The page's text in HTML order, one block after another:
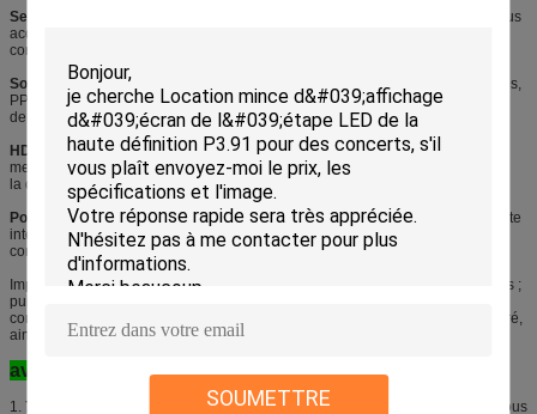
SOUMETTRE
Service de soutien d'OEM/ODM,
nous ferons une solution complète pour vous
accordant nos exigences de clients, et si certains de nos clients ont leurs
conditions pour la forme, nous pouvons concevoir pour elles
Soutien de beaucoup de dossiers de jeu :
vidéos, textes, images, graphiques,
PPT, flashes et toutes sources
de la TV, VCD, DVD et ainsi de suite
HD et haut la vitesse de régénération :la résolution pour chaque module
mené est 32*32, ainsi si le visionnement
la distance est de 6 mètres ou plus, l'effet est assez bon pour ce modèle.
Polychrome :adoptez SMD3535 3 dans des lampes menées par 1, excellente
interprétation de couleur et montrez
contenu du meilleur et de la réalité visuels
Imperméabilisez le module et l'armoire menés ; Entretien et installation faciles ;
puissance faible relative
consommation ; l'angle de visualisation large, chaque module peut être réparé,
ainsi il est facile et pas vous coûtera beaucoup
avantages :
1. 7 ans d'usine,
nous sommes fabricant mené d'écran pendant 7 années, nous